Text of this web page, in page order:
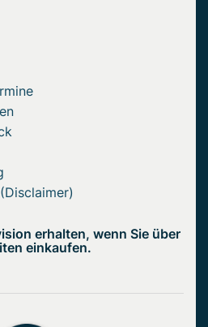
erhalten, wenn Sie über
einkaufen.